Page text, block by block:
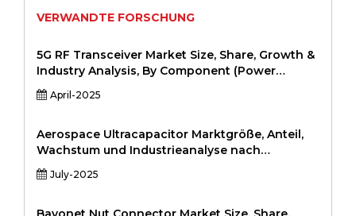
VERWANDTE FORSCHUNG
5G RF Transceiver Market Size, Share, Growth &
Industry Analysis, By Component (Power
Amplifiers, Low Noise Amplifiers, Mixers,
Oscillators, Antennas), By Frequency Band
Infrastructure, Consumer Electronics, Industrial
IoT, Automotive, Healthcare), and Regional
Analysis, 2024-2031
April-2025
Aerospace Ultracapacitor Marktgröße, Anteil,
Wachstum und Industrieanalyse nach
Produkttyp (Module, Zellen, Hybrid-
Ultrakapazitoren) nach Anwendung
July-2025